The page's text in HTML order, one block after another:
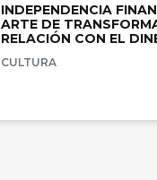
INDEPENDENCIA
ARTE DE
RELACIÓN CON EL
CULTURA